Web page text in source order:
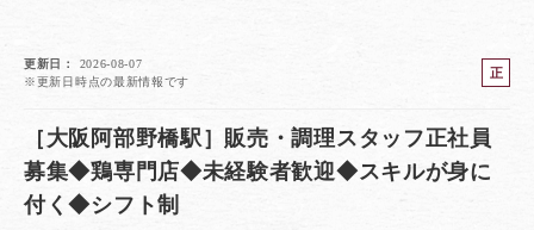
更新日
2026-08-07
※更新日時点の最新情報です
正
［大阪阿部野橋駅］販売・調理スタッフ正社員
募集◆鶏専門店◆未経験者歓迎◆スキルが身に
付く◆シフト制